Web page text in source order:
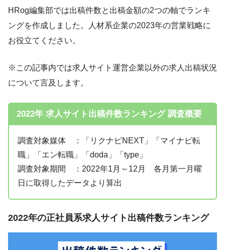
HRog編集部では出稿件数と出稿金額の2つの軸でランキ
ングを作成しました。人材系企業の2023年の営業戦略に
お役立てください。
※この記事内では求人サイト運営企業以外の求人出稿状況
について言及します。
2022年 求人サイト出稿件数ランキング 調査概要
調査対象媒体 ：「リクナビNEXT」「マイナビ転
職」「エン転職」「doda」「type」
調査対象期間 ：2022年1月～12月 各月第一月曜
日に取得したデータより算出
2022年の正社員系求人サイト出稿件数ランキング